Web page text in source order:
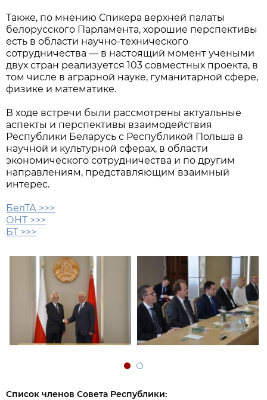
Также, по мнению Спикера верхней палаты
белорусского Парламента, хорошие перспективы
есть в области научно-технического
сотрудничества — в настоящий момент учеными
двух стран реализуется 103 совместных проекта, в
том числе в аграрной науке, гуманитарной сфере,
физике и математике.
В ходе встречи были рассмотрены актуальные
аспекты и перспективы взаимодействия
Республики Беларусь с Республикой Польша в
научной и культурной сферах, в области
экономического сотрудничества и по другим
направлениям, представляющим взаимный
интерес.
БелТА >>>
ОНТ >>>
БТ >>>
Список членов Совета Республики: